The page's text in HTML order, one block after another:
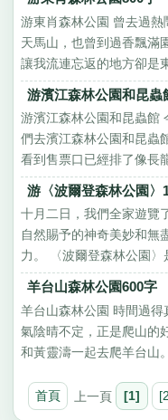
游東肖森林公園 曾去過
天馬山，也曾到過香飄滿
讓我流連忘返的地方卻是
游濱江森林公園和昆蟲
游濱江森林公園和昆蟲館
們去濱江森林公園和昆蟲
看到售票口已經排了像長
游〈波爾登森林公園〉
十月二日，我們全家遊覽
自然賜予的神奇美妙和無
力。 〈波爾登森林公園
羊台山森林公園600字
羊台山森林公園 時間過
氣陰晴不定，正是爬山的
和黃靈濤一起去爬羊台山
首頁 上一頁 [1]